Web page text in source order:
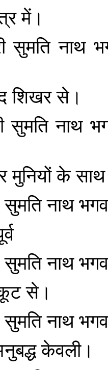
में।
सुमति नाथ
शिखर से।
सुमति नाथ
मुनियों के साथ
सुमति नाथ
सुमति नाथ
से।
सुमति नाथ
केवली।